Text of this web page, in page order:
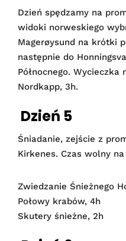
Dzień spędzamy na
widoki norweskiego
Magerøysund na krótki
następnie do
Północnego. Wycieczka
Nordkapp, 3h.
Dzień 5
Śniadanie, zejście z
Kirkenes. Czas wolny
Zwiedzanie Śnieżnego
Połowy krabów, 4h
Skutery śnieżne, 2h